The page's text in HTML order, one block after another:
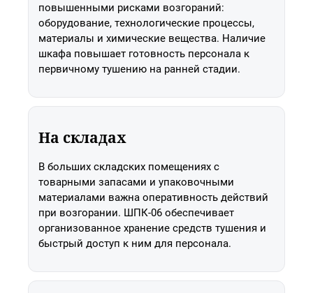
повышенными рисками возгораний:
оборудование, технологические процессы,
материалы и химические вещества. Наличие
шкафа повышает готовность персонала к
первичному тушению на ранней стадии.
На складах
В больших складских помещениях с
товарными запасами и упаковочными
материалами важна оперативность действий
при возгорании. ШПК-06 обеспечивает
организованное хранение средств тушения и
быстрый доступ к ним для персонала.